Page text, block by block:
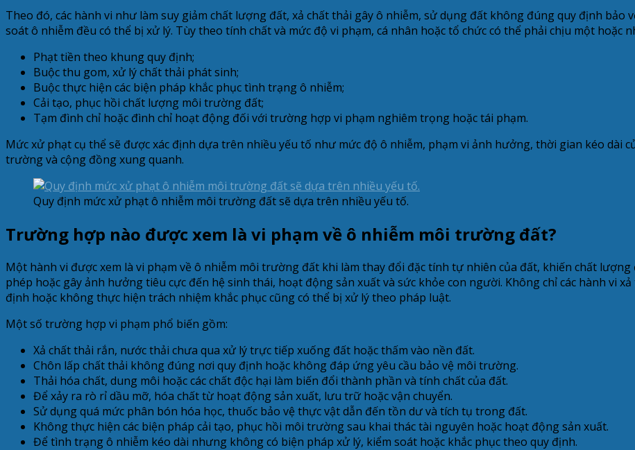
Theo đó, các hành vi như làm suy giảm chất lượng đất, xả chất thải gây ô nhiễm, sử dụng đất không đúng quy định
soát ô nhiễm đều có thể bị xử lý. Tùy theo tính chất và mức độ vi phạm, cá nhân hoặc tổ chức có thể phải chịu một hoặc
Phạt tiền theo khung quy định;
Buộc thu gom, xử lý chất thải phát sinh;
Buộc thực hiện các biện pháp khắc phục tình trạng ô nhiễm;
Cải tạo, phục hồi chất lượng môi trường đất;
Tạm đình chỉ hoặc đình chỉ hoạt động đối với trường hợp vi phạm nghiêm trọng hoặc tái phạm.
Mức xử phạt cụ thể sẽ được xác định dựa trên nhiều yếu tố như mức độ ô nhiễm, phạm vi ảnh hưởng, thời gian kéo dài
trường và cộng đồng xung quanh.
Quy định mức xử phạt ô nhiễm môi trường đất sẽ dựa trên nhiều yếu tố.
Trường hợp nào được xem là vi phạm về ô nhiễm môi trường đất?
Một hành vi được xem là vi phạm về ô nhiễm môi trường đất khi làm thay đổi đặc tính tự nhiên của đất, khiến chất
phép hoặc gây ảnh hưởng tiêu cực đến hệ sinh thái, hoạt động sản xuất và sức khỏe con người. Không chỉ các hành vi
định hoặc không thực hiện trách nhiệm khắc phục cũng có thể bị xử lý theo pháp luật.
Một số trường hợp vi phạm phổ biến gồm:
Xả chất thải rắn, nước thải chưa qua xử lý trực tiếp xuống đất hoặc thấm vào nền đất.
Chôn lấp chất thải không đúng nơi quy định hoặc không đáp ứng yêu cầu bảo vệ môi trường.
Thải hóa chất, dung môi hoặc các chất độc hại làm biến đổi thành phần và tính chất của đất.
Để xảy ra rò rỉ dầu mỡ, hóa chất từ hoạt động sản xuất, lưu trữ hoặc vận chuyển.
Sử dụng quá mức phân bón hóa học, thuốc bảo vệ thực vật dẫn đến tồn dư và tích tụ trong đất.
Không thực hiện các biện pháp cải tạo, phục hồi môi trường sau khai thác tài nguyên hoặc hoạt động sản xuất.
Để tình trạng ô nhiễm kéo dài nhưng không có biện pháp xử lý, kiểm soát hoặc khắc phục theo quy định.